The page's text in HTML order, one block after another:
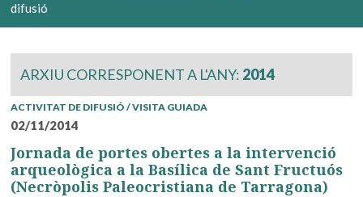
difusió
ARXIU CORRESPONENT A L'ANY: 2014
ACTIVITAT DE DIFUSIÓ / VISITA GUIADA
02/11/2014
Jornada de portes obertes a la intervenció
arqueològica a la Basílica de Sant Fructuós
(Necròpolis Paleocristiana de Tarragona)